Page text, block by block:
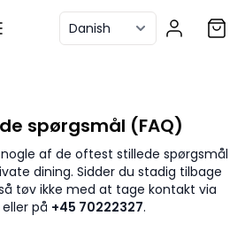
spørgsmål (FAQ)
af de oftest stillede spørgsmål
dining. Sidder du stadig tilbage
tøv ikke med at tage kontakt via
på +45 70222327.